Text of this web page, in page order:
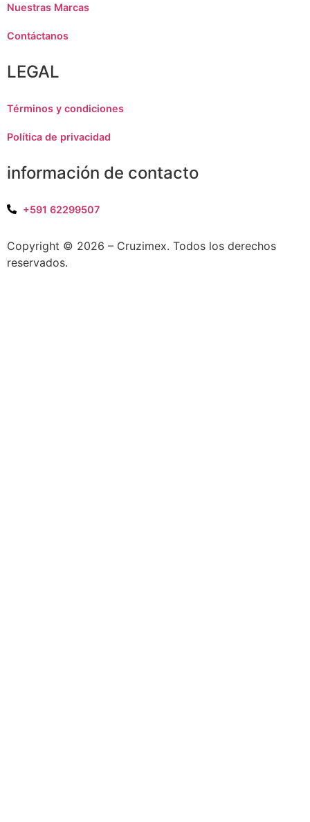
Nuestras Marcas
Contáctanos
LEGAL
Términos y condiciones
Política de privacidad
información de contacto
+591 62299507
Copyright © 2026 – Cruzimex. Todos los derechos
reservados.